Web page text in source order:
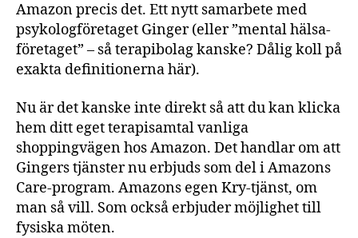
Amazon precis det. Ett nytt samarbete med
psykologföretaget Ginger (eller ”mental hälsa-
företaget” – så terapibolag kanske? Dålig koll på
exakta definitionerna här).
Nu är det kanske inte direkt så att du kan klicka
hem ditt eget terapisamtal vanliga
shoppingvägen hos Amazon. Det handlar om att
Gingers tjänster nu erbjuds som del i Amazons
Care-program. Amazons egen Kry-tjänst, om
man så vill. Som också erbjuder möjlighet till
fysiska möten.